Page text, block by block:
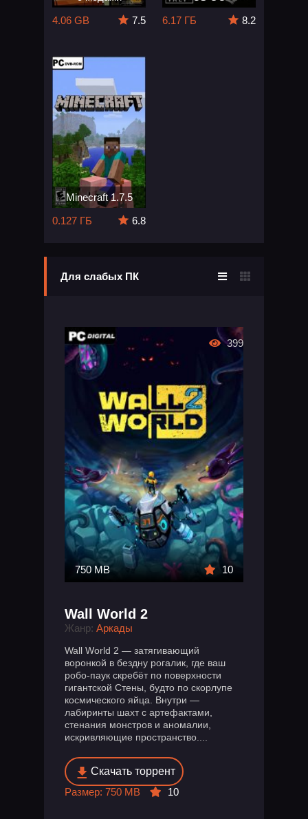
4.06 GB
7.5
6.17 ГБ
8.2
Minecraft 1.7.5
0.127 ГБ
6.8
Для слабых ПК
750 MB 10
Wall World 2
Жанр: Аркады
Wall World 2 — затягивающий
воронкой в бездну рогалик, где ваш
робо-паук скребёт по поверхности
гигантской Стены, будто по скорлупе
космического яйца. Внутри —
лабиринты шахт с артефактами,
стенания монстров и аномалии,
искривляющие пространство....
Скачать торрент
Размер: 750 MB
10
399